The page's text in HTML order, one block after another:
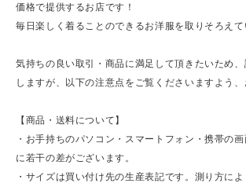
価格で提供するお店です！
毎日楽しく着ることのできるお洋服を取りそろえて
気持ちの良い取引・商品に満足して頂きたいため
しますが、以下の注意点をご覧くださいますよう、
【商品・送料について】
・お手持ちのパソコン・スマートフォン・携帯の
に若干の差がございます。
・サイズは買い付け先の生産表記です。測り方に